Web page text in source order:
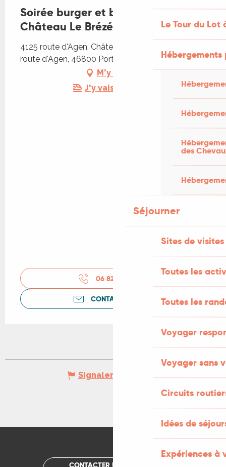
Le Tour du Lot
des
Séjourner
Sites de visites
Toutes les
Toutes les
Voyager
Voyager sans
Circuits
Idées de
Expériences à
Soirée burger et bar à vin au
Château Le Brézéguet
4125 route d'Agen, Château le Brézéguet, 4125
route d'Agen, 46800 Porte-du-Quercy
M'y rendre
J'y vais en train !
06 82 84 56
CONTACTEZ-NOUS
Signaler une erreur
CONTACTER UN OFFICE DE